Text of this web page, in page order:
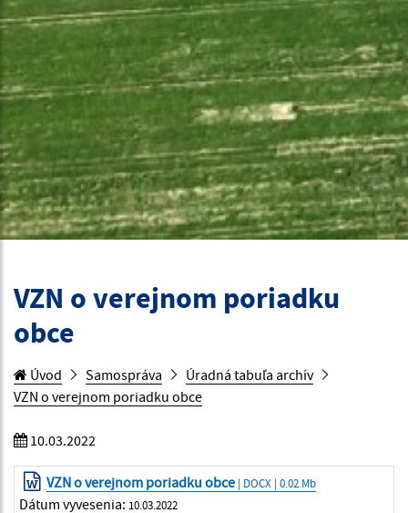
VZN o verejnom poriadku
obce
Úvod Samospráva
Úradná tabuľa archív
VZN o verejnom poriadku obce
10.03.2022
VZN o verejnom poriadku obce | DOCX | 0.02 Mb
Dátum vyvesenia: 10.03.2022